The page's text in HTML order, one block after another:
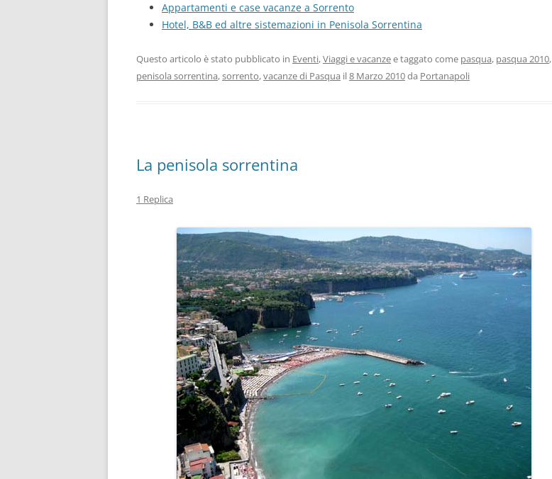
Appartamenti e case vacanze a Sorrento
Hotel, B&B ed altre sistemazioni in Penisola Sorrentina
Questo articolo è stato pubblicato in Eventi,Viaggi e vacanzee taggato come pasqua, pasqua 2010,
penisola sorrentina,sorrento,vacanze di Pasqua il8 Marzo 2010da Portanapoli
La penisola sorrentina
1 Replica